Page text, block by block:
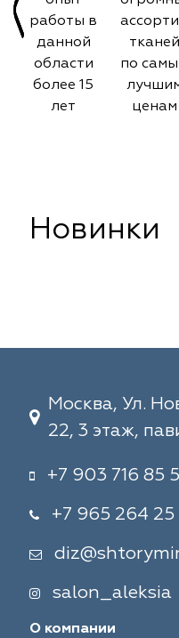
работы в
данной
области
более 15
лет
тканей
по
ценам
Новинки
Москва, Ул.
22, 3 этаж,
+7 903 716 85
+7 965 264 25
salon_aleksia
О компании